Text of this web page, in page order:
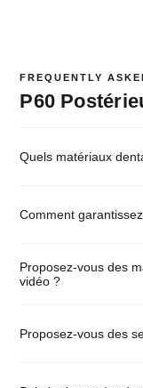
FREQUENTLY
P60
Quels matériaux
Comment
Proposez-vous des
vidéo ?
Proposez-vous des